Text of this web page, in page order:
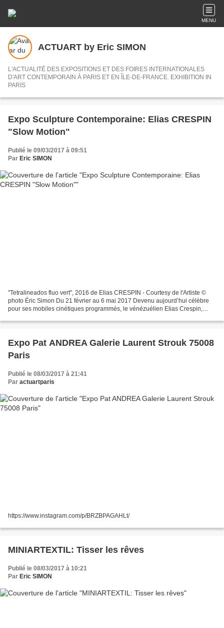
MENU
ACTUART by Eric SIMON
L'ACTUALITÉ DES EXPOSITIONS ET DES FOIRES INTERNATIONALES
D'ART CONTEMPORAIN À PARIS ET EN ÎLE-DE-FRANCE. EXHIBITION IN
PARIS
Expo Sculpture Contemporaine: Elias CRESPIN
"Slow Motion"
Publié le 09/03/2017 à 09:51
Par Eric SIMON
"Tetralineados fluo vert", 2016 de Elias CRESPIN - Courtesy de l'Artiste ©
photo Éric Simon Du 21 février au 6 mai 2017 Devenu aujourd’hui célèbre
pour ses mobiles cinétiques programmés, le vénézuélien Elias Crespin,
Expo Pat ANDREA Galerie Laurent Strouk 75008
Paris
Publié le 08/03/2017 à 21:41
Par actuartparis
https://www.instagram.com/p/BRZBPAGAHLt/
MINIARTEXTIL: Tisser les rêves
Publié le 08/03/2017 à 10:21
Par Eric SIMON